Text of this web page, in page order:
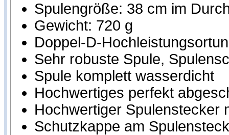
Spulengröße: 38 cm im
Gewicht: 720 g
Doppel-D-
Sehr robuste Spule,
Spule komplett wasserdicht
Hochwertiges perfekt
Hochwertiger Spulenstecker
Schutzkappe am